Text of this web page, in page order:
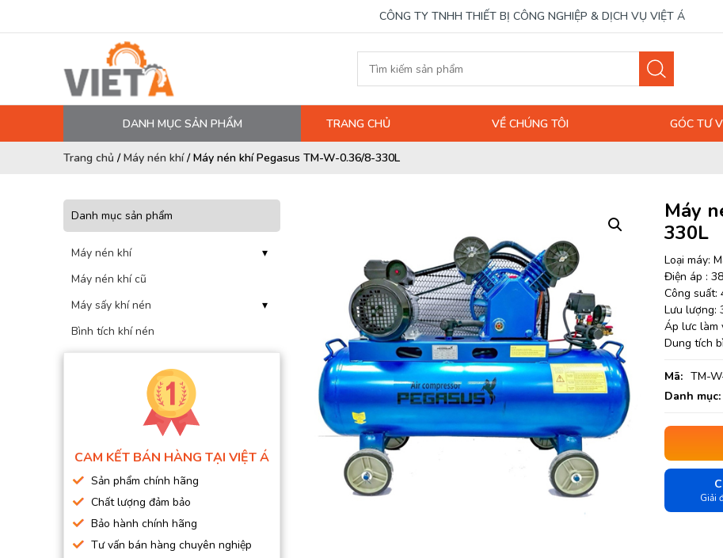
CÔNG TY TNHH THIẾT BỊ CÔNG NGHIỆP & DỊCH VỤ VIỆT Á
DANH MỤC SẢN PHẨM
MÁY NÉN KHÍ
LỌC MÁY NÉN KHÍ
DẦU MÁY NÉN KHÍ
DÂY HƠI, ỐNG HƠI
MÁY SẤY KHÍ
BÌNH CHỨA KHÍ NÉN
BƠM HÚT CHÂN KHÔNG
BƠM ĐỊNH LƯỢNG
MOTOR, HỘP GIẢM TỐC
MÁY TẠO KHÍ NITO
TRANG CHỦ VỀ CHÚNG TÔI GÓC TƯ
Trang chủ /Máy nén khí/Máy nén khí Pegasus TM-W-0.36/8-330L
Danh mục sản phẩm
Máy nén khí
▾
Máy nén khí cũ
Máy sấy khí nén
▾
Bình tích khí nén
CAM KẾT BÁN HÀNG TẠI VIỆT Á
Sản phẩm chính hãng
Chất lượng đảm bảo
Bảo hành chính hãng
Tư vấn bán hàng chuyên nghiệp
Máy
330L
Loại máy:
Điện áp :
Công suất:
Lưu lượng:
Áp lưc làm
Dung tích
Mã: TM-
Danh mục:
Giải